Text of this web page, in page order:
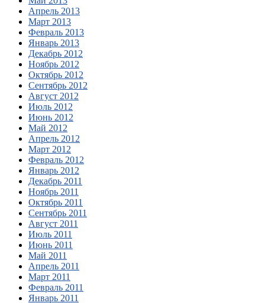
Апрель 2013
Март 2013
Февраль 2013
Январь 2013
Декабрь 2012
Ноябрь 2012
Октябрь 2012
Сентябрь 2012
Август 2012
Июль 2012
Июнь 2012
Май 2012
Апрель 2012
Март 2012
Февраль 2012
Январь 2012
Декабрь 2011
Ноябрь 2011
Октябрь 2011
Сентябрь 2011
Август 2011
Июль 2011
Июнь 2011
Май 2011
Апрель 2011
Март 2011
Февраль 2011
Январь 2011